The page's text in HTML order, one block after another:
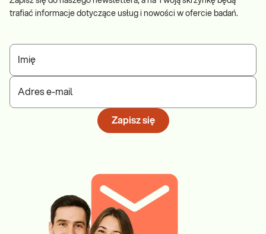
trafiać informacje dotyczące usług i nowości w ofercie badań.
Imię
Adres e-mail
Zapisz się